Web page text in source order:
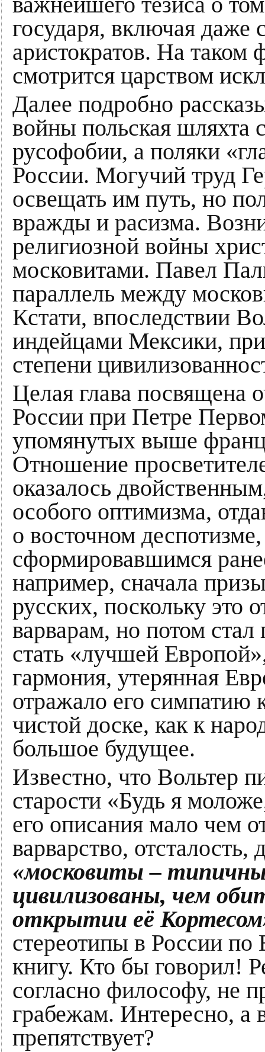
государя, включая
аристократов. На таком
смотрится царством
Далее подробно
войны польская шляхта
русофобии, а поляки
России. Могучий труд
освещать им путь, но
вражды и расизма.
религиозной войны
московитами. Павел
параллель между
Кстати, впоследствии
индейцами Мексики,
степени
Целая глава посвящена
России при Петре
упомянутых выше
Отношение
оказалось
особого оптимизма,
о восточном
сформировавшимся
например, сначала
русских, поскольку это
варварам, но потом
стать «лучшей
гармония, утерянная
отражало его симпатию
чистой доске, как к
большое будущее.
Известно, что Вольтер
старости «Будь я
его описания мало чем
варварство, отсталость,
«московиты –
цивилизованы, чем
открытии её
стереотипы в России по
книгу. Кто бы говорил!
согласно философу, не
грабежам. Интересно, а
препятствует?